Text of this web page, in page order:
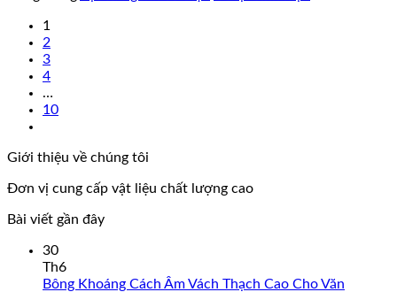
1
2
3
4
…
10
Giới thiệu về chúng tôi
Đơn vị cung cấp vật liệu chất lượng cao
Bài viết gần đây
30
Th6
Bông Khoáng Cách Âm Vách Thạch Cao Cho Văn